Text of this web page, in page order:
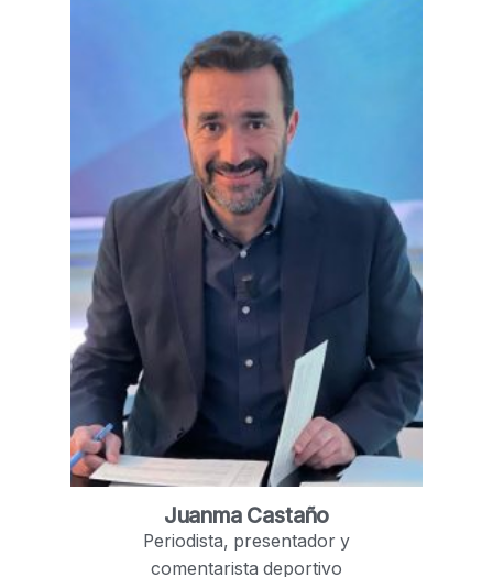
Juanma Castaño
Periodista, presentador y
comentarista deportivo